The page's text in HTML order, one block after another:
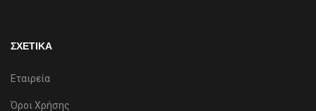
ΣΧΕΤΙΚΑ
Εταιρεία
Όροι Χρήσης